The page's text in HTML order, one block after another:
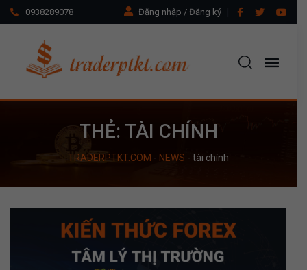
0938289078 Đăng nhập / Đăng ký
THẺ: TÀI CHÍNH
TRADERPTKT.COM - NEWS - tài chính